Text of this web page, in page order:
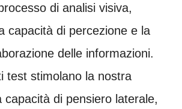
di analisi visiva,
capacità di percezione e la
delle informazioni.
test stimolano la nostra
capacità di pensiero laterale,